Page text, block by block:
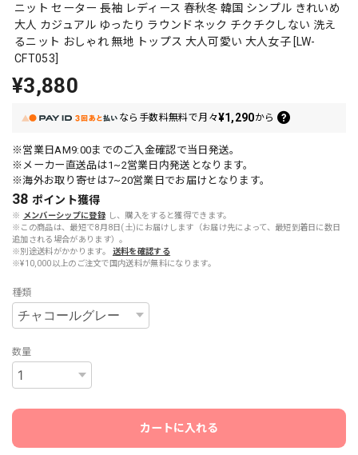
ニット セーター 長袖 レディース 春秋冬 韓国 シンプル きれいめ
大人 カジュアル ゆったり ラウンドネック チクチクしない 洗え
るニット おしゃれ 無地 トップス 大人可愛い 大人女子 [LW-
CFT053]
¥3,880
なら 手数料無料で月々¥1,290から
※営業日AM9:00までのご入金確認で当日発送。
※メーカー直送品は1~2営業日内発送となります。
※海外お取り寄せは7~20営業日でお届けとなります。
38 ポイント獲得
※ メンバーシップに登録 し、購入をすると獲得できます。
※この商品は、最短で8月8日(土)にお届けします（お届け先によって、最短到着日に数日
追加される場合があります）。
※別途送料がかかります。
送料を確認する
※¥10,000以上のご注文で国内送料が無料になります。
種類
数量
カートに入れる